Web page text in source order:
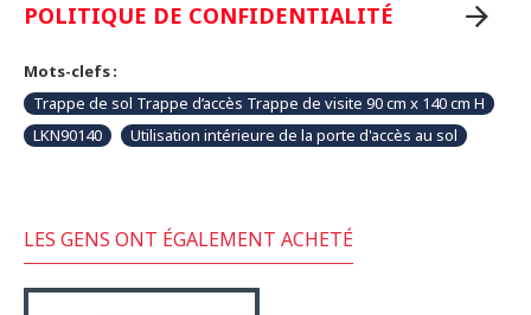
POLITIQUE DE CONFIDENTIALITÉ
Mots-clefs :
Trappe de sol Trappe d’accès Trappe de visite 90 cm x 140 cm H
LKN90140
Utilisation intérieure de la porte d'accès au sol
LES GENS ONT ÉGALEMENT ACHETÉ